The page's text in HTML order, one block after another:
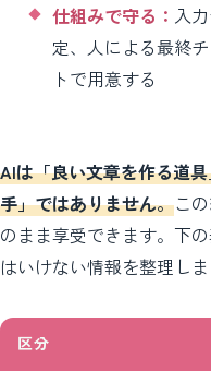
仕組みで守る： 入
定、人による最終
トで用意する
AIは「良い文章を作る道
手」ではありません。こ
のまま享受できます。下
はいけない情報を整理しま
区分